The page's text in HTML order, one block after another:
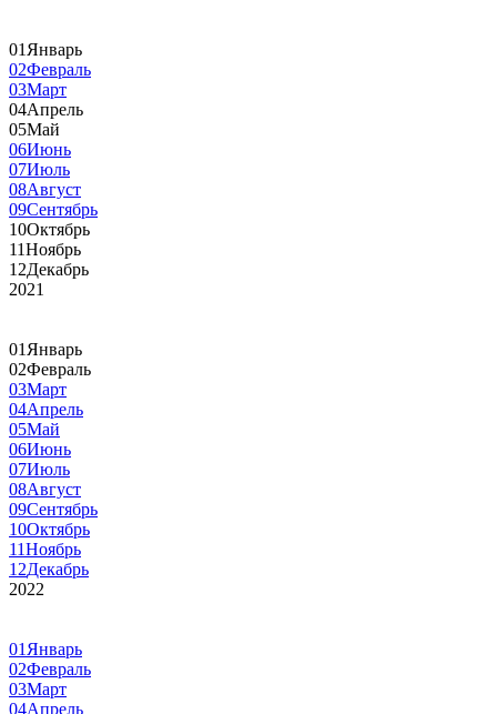
01 Январь
02Февраль
03Март
04Апрель
05Май
06Июнь
07Июль
08Август
09Сентябрь
10Октябрь
11Ноябрь
12Декабрь
2021
01 Январь
02Февраль
03Март
04Апрель
05Май
06Июнь
07Июль
08Август
09Сентябрь
10Октябрь
11Ноябрь
12Декабрь
2022
01 Январь
02Февраль
03Март
04Апрель